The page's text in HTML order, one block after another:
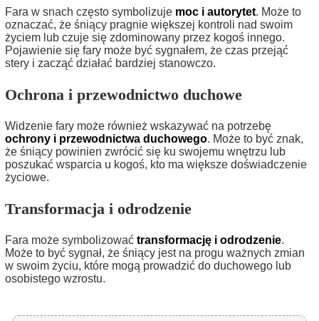
Fara w snach często symbolizuje moc i autorytet. Może to
oznaczać, że śniący pragnie większej kontroli nad swoim
życiem lub czuje się zdominowany przez kogoś innego.
Pojawienie się fary może być sygnałem, że czas przejąć
stery i zacząć działać bardziej stanowczo.
Ochrona i przewodnictwo duchowe
Widzenie fary może również wskazywać na potrzebę
ochrony i przewodnictwa duchowego. Może to być znak,
że śniący powinien zwrócić się ku swojemu wnętrzu lub
poszukać wsparcia u kogoś, kto ma większe doświadczenie
życiowe.
Transformacja i odrodzenie
Fara może symbolizować transformację i odrodzenie.
Może to być sygnał, że śniący jest na progu ważnych zmian
w swoim życiu, które mogą prowadzić do duchowego lub
osobistego wzrostu.